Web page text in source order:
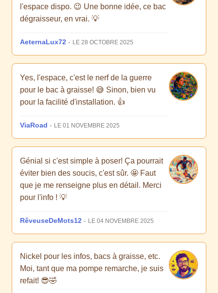
l'espace dispo. 😉 Une bonne idée, ce bac
dégraisseur, en vrai. 💡
AeternaLux72 - LE 28 OCTOBRE 2025
Yes, l'espace, c'est le nerf de la guerre
pour le bac à graisse! 😅 Sinon, bien vu
pour la facilité d'installation. 👍
ViaRoad - LE 01 NOVEMBRE 2025
Génial si c'est simple à poser! Ça pourrait
éviter bien des soucis, c'est sûr. 🤩 Faut
que je me renseigne plus en détail. Merci
pour l'info ! 💡
RêveuseDeMots12 - LE 04 NOVEMBRE 2025
Nickel pour les infos, bacs à graisse, etc.
Moi, tant que ma pompe remarche, je suis
refait! 😎🤣